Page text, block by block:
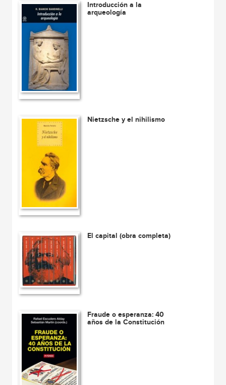
Introducción a la
arqueología
Nietzsche y el nihilismo
El capital (obra completa)
Fraude o esperanza: 40
años de la Constitución